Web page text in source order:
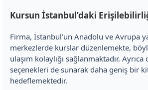
Kursun İstanbul’daki
Firma, İstanbul’un Anadolu ve Avrupa
merkezlerde kurslar düzenlemekte,
ulaşım kolaylığı sağlanmaktadır.
seçenekleri de sunarak daha geniş bir
hedeflemektedir.